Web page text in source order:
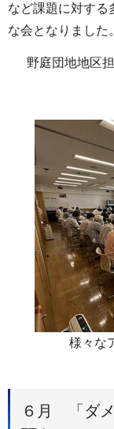
など課題に対する
な会となりました。
野庭団地地区
様々な
６月 「ダ